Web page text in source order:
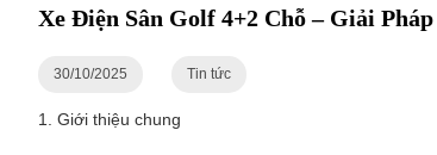
Xe Điện Sân Golf 4+2 Chỗ – Giải
30/10/2025 Tin tức
1. Giới thiệu chung